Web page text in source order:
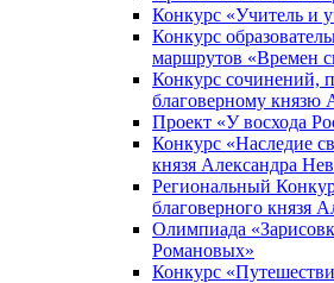
Конкурс «Учитель и
Конкурс
маршрутов «Времен
Конкурс сочинений,
благоверному князю
Проект «У восхода
Конкурс «Наследие
князя Александра
Региональный
благоверного князя
Олимпиада
Романовых»
Конкурс